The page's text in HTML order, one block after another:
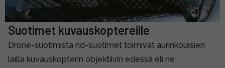
Suotimet kuvauskoptereille
Drone-suotimista nd-suotimet toimivat aurinkolasien
lailla kuvauskopterin objektiivin edessä eli ne